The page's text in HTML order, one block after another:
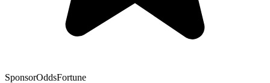
SponsorOddsFortune